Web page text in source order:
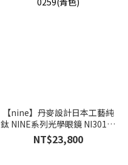
【nine】丹麥設計日本工藝純
鈦 NINE系列光學眼鏡 NI3018-
0259(青色)
NT$23,800